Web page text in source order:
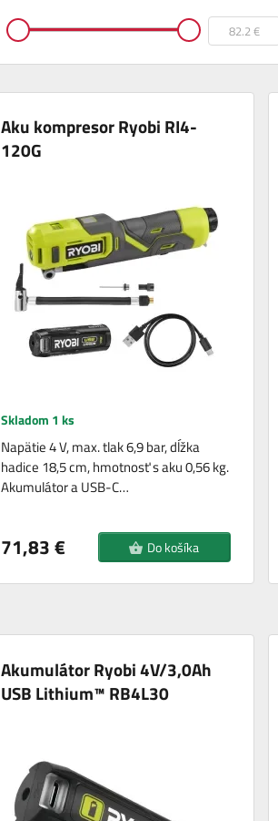
Aku kompresor Ryobi RI4-
120G
Skladom 1 ks
Napätie 4 V, max. tlak 6,9 bar, dĺžka
hadice 18,5 cm, hmotnosť s aku 0,56 kg.
Akumulátor a USB-C…
71,83 € Do košíka
Akumulátor Ryobi 4V/3,0Ah
USB Lithium™ RB4L30